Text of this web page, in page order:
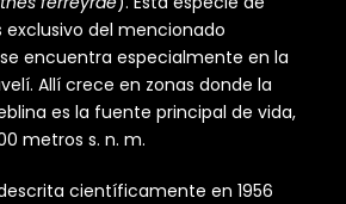
del mencionado
encuentra especialmente en la
Allí crece en zonas donde la
es la fuente principal de vida,
metros s. n. m.
científicamente en 1956